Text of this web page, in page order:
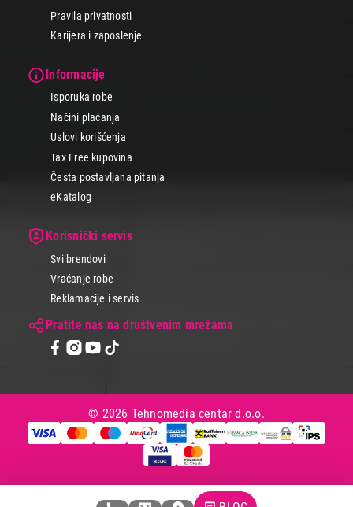
Pravila privatnosti
Karijera i zaposlenje
Informacije
Isporuka robe
Načini plaćanja
Uslovi korišćenja
Tax Free kupovina
Česta postavljana pitanja
eKatalog
Korisnički servis
Svi brendovi
Vraćanje robe
Reklamacije i servis
Pratite nas na društvenim mrežama
© 2026 Tehnomedia centar d.o.o.